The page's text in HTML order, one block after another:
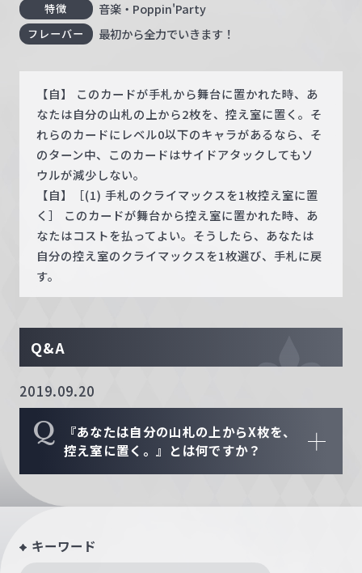
特徴 音楽・Poppin'Party
フレーバー 最初から全力でいきます！
【自】 このカードが手札から舞台に置かれた時、あ
なたは自分の山札の上から2枚を、控え室に置く。そ
れらのカードにレベル0以下のキャラがあるなら、そ
のターン中、このカードはサイドアタックしてもソ
ウルが減少しない。
【自】［(1) 手札のクライマックスを1枚控え室に置
く］ このカードが舞台から控え室に置かれた時、あ
なたはコストを払ってよい。そうしたら、あなたは
自分の控え室のクライマックスを1枚選び、手札に戻
す。
Q&A
2019.09.20
Q
『あなたは自分の山札の上からX枚を、
控え室に置く。』とは何ですか？
キーワード